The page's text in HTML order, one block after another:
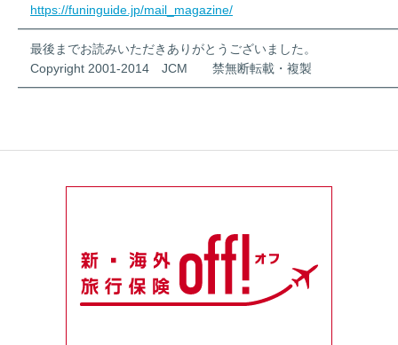
https://funinguide.jp/mail_magazine/
最後までお読みいただきありがとうございました。
Copyright 2001-2014 JCM 禁無断転載・複製